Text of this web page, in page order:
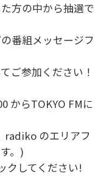
方の中から抽選で
番組メッセージフ
ご参加ください！
からTOKYO FMに
radiko のエリアフ
。)
クしてください!